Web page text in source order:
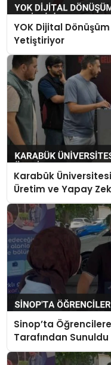
YOK Dijital
Yetiştiriyor
Karabük
Üretim ve Yapay
Sinop’ta
Tarafından Sunuldu